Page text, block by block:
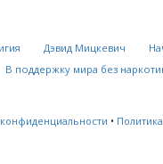
Дэвид Мицкевич
В поддержку мира без
•